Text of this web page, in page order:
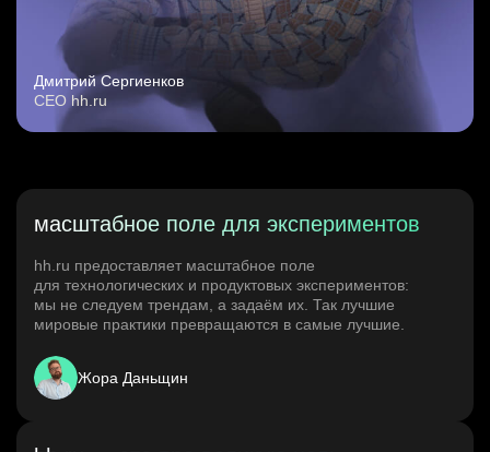
Дмитрий Сергиенков
CEO hh.ru
масштабное поле для экспериментов
hh.ru предоставляет масштабное поле
для технологических и продуктовых экспериментов:
мы не следуем трендам, а задаём их. Так лучшие
мировые практики превращаются в самые лучшие.
Жора Даньщин